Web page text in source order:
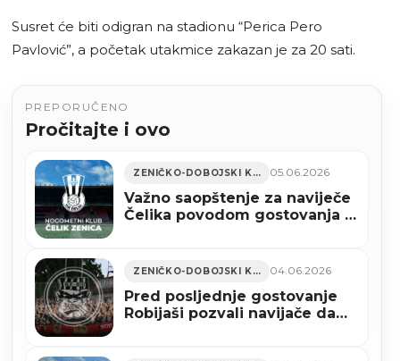
Susret će biti odigran na stadionu “Perica Pero
Pavlović”, a početak utakmice zakazan je za 20 sati.
PREPORUČENO
Pročitajte i ovo
ZENIČKO-DOBOJSKI KANTON 05.06.2026
Važno saopštenje za naviječe
Čelika povodom gostovanja u
ZENIČKO-DOBOJSKI KANTON 04.06.2026
Pred posljednje gostovanje
Robijaši pozvali navijače da